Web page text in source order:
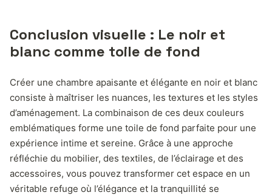
Conclusion visuelle : Le noir et
blanc comme toile de fond
Créer une chambre apaisante et élégante en noir et blanc
consiste à maîtriser les nuances, les textures et les styles
d’aménagement. La combinaison de ces deux couleurs
emblématiques forme une toile de fond parfaite pour une
expérience intime et sereine. Grâce à une approche
réfléchie du mobilier, des textiles, de l’éclairage et des
accessoires, vous pouvez transformer cet espace en un
véritable refuge où l’élégance et la tranquillité se